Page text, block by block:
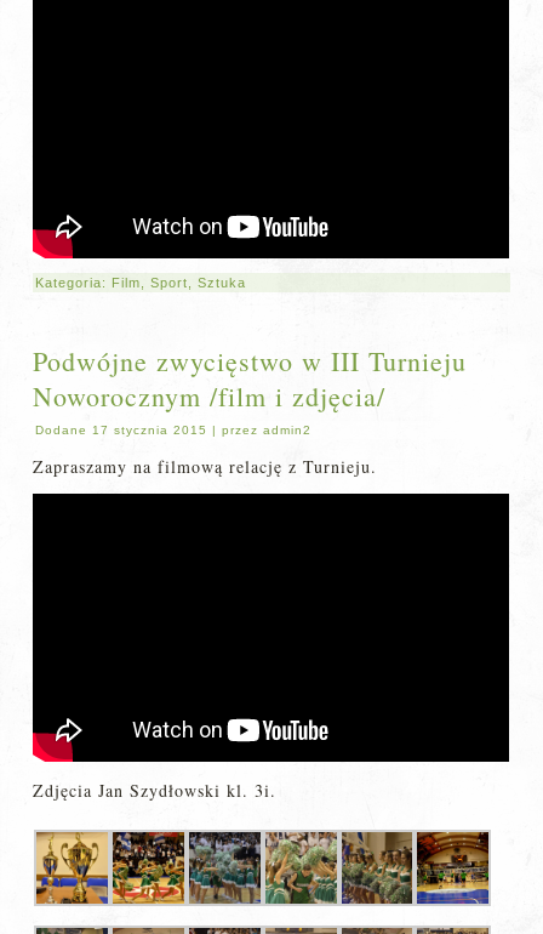
Kategoria: Film,Sport,Sztuka
Podwójne zwycięstwo w III Turnieju
Noworocznym /film i zdjęcia/
Dodane 17 stycznia 2015 |przez admin2
Zapraszamy na filmową relację z Turnieju.
Zdjęcia Jan Szydłowski kl. 3i.